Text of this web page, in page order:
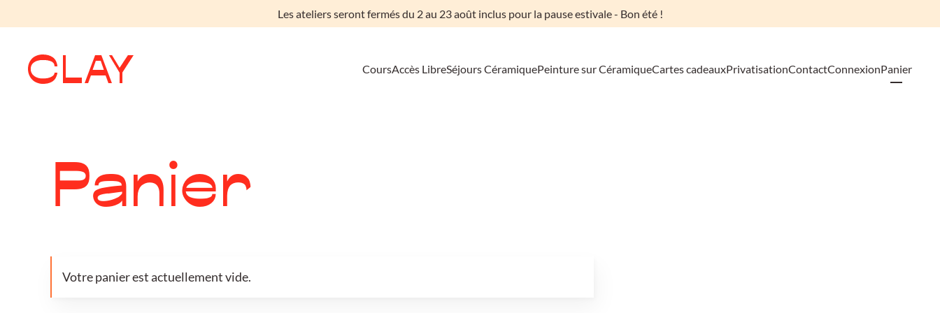
Les ateliers seront fermés du 2 au 23 août inclus pour la pause estivale - Bon été !
CoursAccès LibreSéjours CéramiquePeinture sur CéramiqueCartes cadeauxPrivatisationContactConnexionPanier
Panier
Votre panier est actuellement vide.